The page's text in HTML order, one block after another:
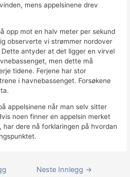
mens appelsinene drev
opp mot en halv meter per sekund
observerte vi strømmer nordover
antyder at det ligger en virvel
men dette må
tidene. Ferjene har stor
i havnebassenget. Forsøkene
appelsinene når man selv sitter
noen finner en appelsin merket
har dere nå forklaringen på hvordan
Neste Innlegg →